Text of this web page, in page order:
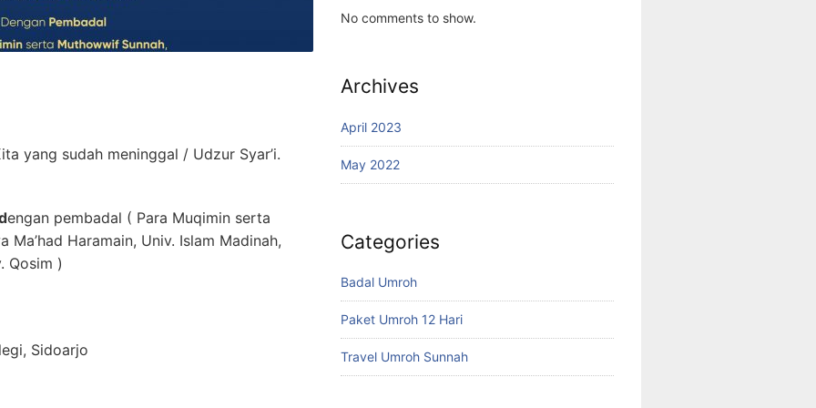
yang sudah meninggal / Udzur Syar’i.
engan pembadal ( Para Muqimin serta
Ma’had Haramain, Univ. Islam Madinah,
Qosim )
Sidoarjo
No comments to show.
Archives
April 2023
May 2022
Categories
Badal Umroh
Paket Umroh 12 Hari
Travel Umroh Sunnah